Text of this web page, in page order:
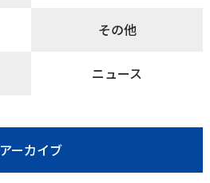
その他
ニュース
アーカイブ